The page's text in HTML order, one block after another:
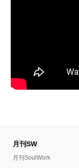
月刊SW
月刊SoulWork